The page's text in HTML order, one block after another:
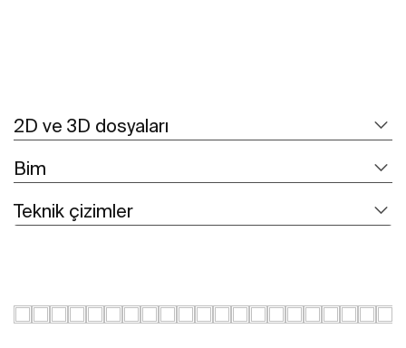
2D ve 3D dosyaları
Bim
Teknik çizimler